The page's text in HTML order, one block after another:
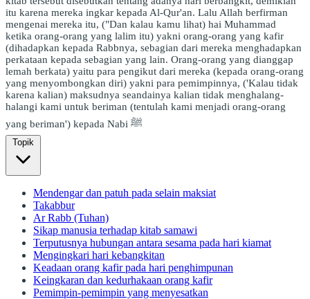
itu karena mereka ingkar kepada Al-Qur'an. Lalu Allah berfirman
mengenai mereka itu, ("Dan kalau kamu lihat) hai Muhammad
ketika orang-orang yang lalim itu) yakni orang-orang yang kafir
(dihadapkan kepada Rabbnya, sebagian dari mereka menghadapkan
perkataan kepada sebagian yang lain. Orang-orang yang dianggap
lemah berkata) yaitu para pengikut dari mereka (kepada orang-orang
yang menyombongkan diri) yakni para pemimpinnya, ('Kalau tidak
karena kalian) maksudnya seandainya kalian tidak menghalang-
halangi kami untuk beriman (tentulah kami menjadi orang-orang
yang beriman') kepada Nabi ﷺ
Topik
Mendengar dan patuh pada selain maksiat
Takabbur
Ar Rabb (Tuhan)
Sikap manusia terhadap kitab samawi
Terputusnya hubungan antara sesama pada hari kiamat
Mengingkari hari kebangkitan
Keadaan orang kafir pada hari penghimpunan
Keingkaran dan kedurhakaan orang kafir
Pemimpin-pemimpin yang menyesatkan